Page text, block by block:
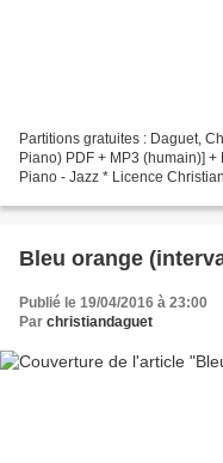
Partitions gratuites : Daguet,
Piano) PDF + MP3 (humain)]
Piano - Jazz * Licence
Bleu orange
Publié le 19/04/2016 à 23:00
Par christiandaguet